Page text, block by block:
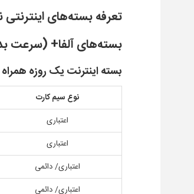
تعرفه بسته‌های
بسته‌های آلفا+ (سرعت
بسته اینترنت یک روزه
نوع سیم کارت
اعتباری
اعتباری
اعتباری/ دائمی
اعتباری/ دائمی